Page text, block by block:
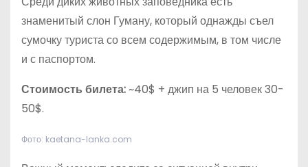
знаменитый слон Гуману, который однажды съел
сумочку туриста со всем содержимым, в том числе
и с паспортом.
Стоимость билета:~40$ + джип на 5 человек 30-
50$.
Фото: kaetana-lanka.com